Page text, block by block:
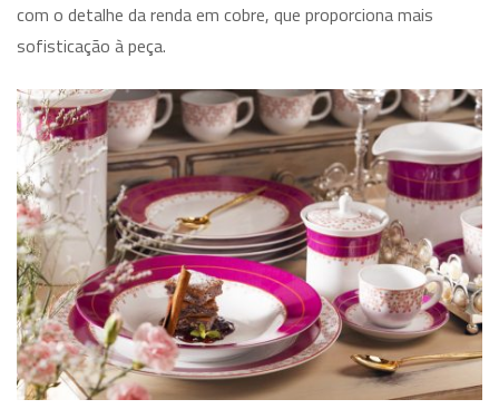
com o detalhe da renda em cobre, que proporciona mais
sofisticação à peça.